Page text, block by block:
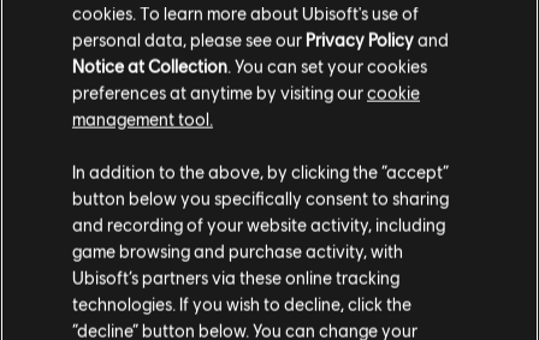
The Division 2
Far Cry 6
Far Cry New Dawn
Far Cry 5
Ghost Recon Wildlands
Immortals Fenyx Rising
Rider's Republic
Steep
Trackmania
cookies. To learn more about Ubisoft's use of
personal data, please see our Privacy Policyand
Notice at Collection. You can set your cookies
preferences at anytime by visiting ourcookie
management tool.
In addition to the above, by clicking the “accept”
button below you specifically consent to sharing
and recording of your website activity, including
game browsing and purchase activity, with
Ubisoft’s partners via these online tracking
technologies. If you wish to decline, click the
“decline” button below. You can change your